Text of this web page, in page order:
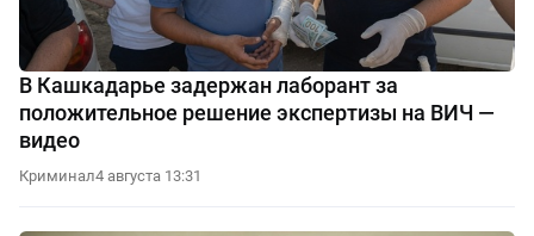
В Кашкадарье задержан лаборант за
положительное решение экспертизы на ВИЧ —
видео
Криминал4 августа 13:31